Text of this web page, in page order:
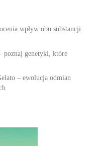
wpływ obu substancji
poznaj genetyki, które
– ewolucja odmian